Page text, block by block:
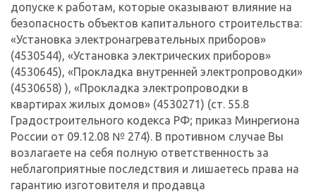
допуске к работам, которые оказывают влияние на
безопасность объектов капитального строительства:
«Установка электронагревательных приборов»
(4530544), «Установка электрических приборов»
(4530645), «Прокладка внутренней электропроводки»
(4530658) ), «Прокладка электропроводки в
квартирах жилых домов» (4530271) (ст. 55.8
Градостроительного кодекса РФ; приказ Минрегиона
России от 09.12.08 № 274). В противном случае Вы
возлагаете на себя полную ответственность за
неблагоприятные последствия и лишаетесь права на
гарантию изготовителя и продавца